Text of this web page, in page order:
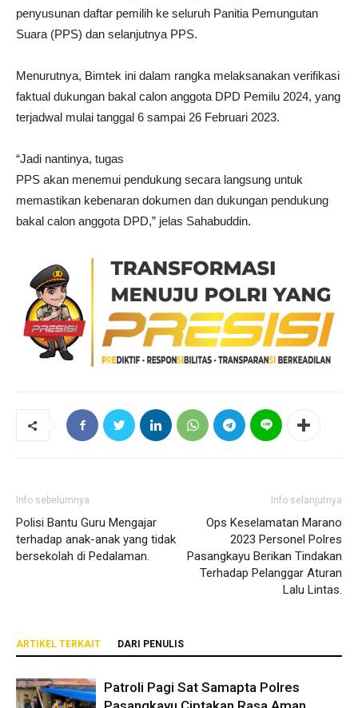
penyusunan daftar pemilih ke seluruh Panitia Pemungutan
Suara (PPS) dan selanjutnya PPS.
Menurutnya, Bimtek ini dalam rangka melaksanakan verifikasi
faktual dukungan bakal calon anggota DPD Pemilu 2024, yang
terjadwal mulai tanggal 6 sampai 26 Februari 2023.
“Jadi nantinya, tugas
PPS akan menemui pendukung secara langsung untuk
memastikan kebenaran dokumen dan dukungan pendukung
bakal calon anggota DPD,” jelas Sahabuddin.
Info sebelumnya
Polisi Bantu Guru Mengajar
terhadap anak-anak yang tidak
bersekolah di Pedalaman.
Info selanjutnya
Ops Keselamatan Marano
2023 Personel Polres
Pasangkayu Berikan Tindakan
Terhadap Pelanggar Aturan
Lalu Lintas.
ARTIKEL TERKAIT DARI PENULIS
Patroli Pagi Sat Samapta Polres